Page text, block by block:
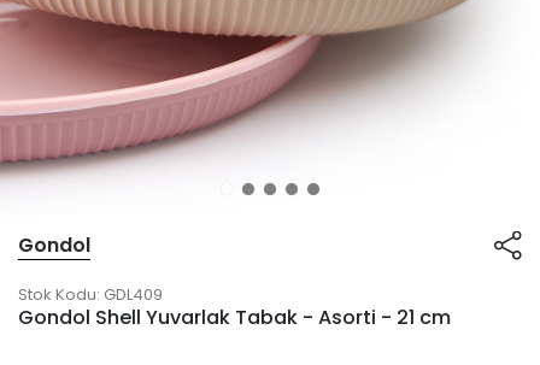
Gondol
Stok Kodu: GDL409
Gondol Shell Yuvarlak Tabak - Asorti - 21 cm